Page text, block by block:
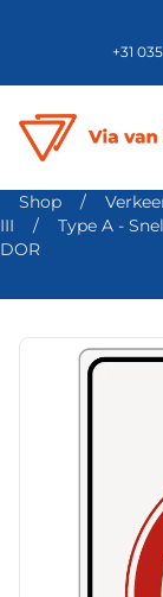
+31
Shop /
III
/ Type A -
DOR